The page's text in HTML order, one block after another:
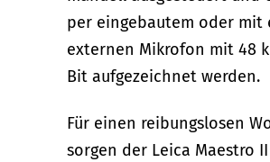
per eingebautem oder mit
externen Mikrofon mit 48
Bit aufgezeichnet werden.
Für einen reibungslosen
sorgen der Leica Maestro II